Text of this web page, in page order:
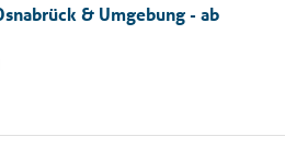
& Umgebung - ab